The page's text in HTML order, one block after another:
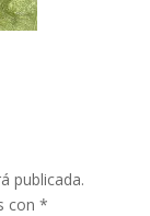
publicada.
con *